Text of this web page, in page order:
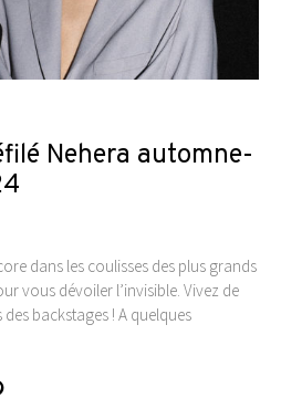
Nehera automne-
dans les coulisses des plus grands
vous dévoiler l’invisible. Vivez de
backstages ! A quelques